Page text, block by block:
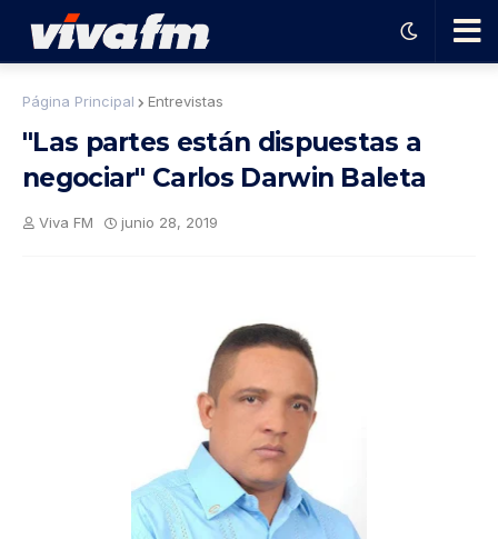
Ha
Página Principal Entrevistas
"Las partes están dispuestas a
negociar" Carlos Darwin Baleta
Viva FM junio 28, 2019